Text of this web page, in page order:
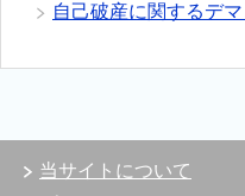
自己破産に関するデ
当サイトについて